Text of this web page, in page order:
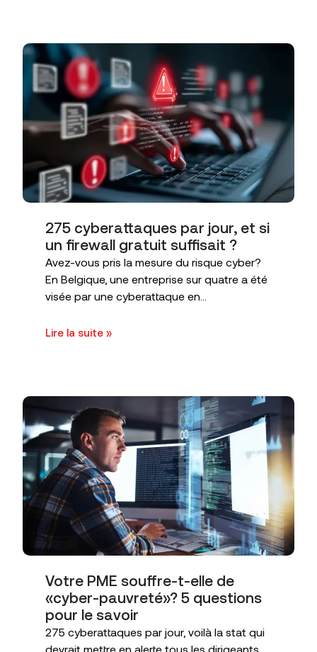
275 cyberattaques par jour, et si
un firewall gratuit suffisait ?
Avez-vous pris la mesure du risque cyber?
En Belgique, une entreprise sur quatre a été
visée par une cyberattaque en...
Lire la suite »
Votre PME souffre-t-elle de
«cyber-pauvreté»? 5 questions
pour le savoir
275 cyberattaques par jour, voilà la stat qui
devrait mettre en alerte tous les dirigeants